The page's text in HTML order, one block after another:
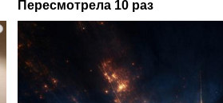
Пересмотрела 10 раз